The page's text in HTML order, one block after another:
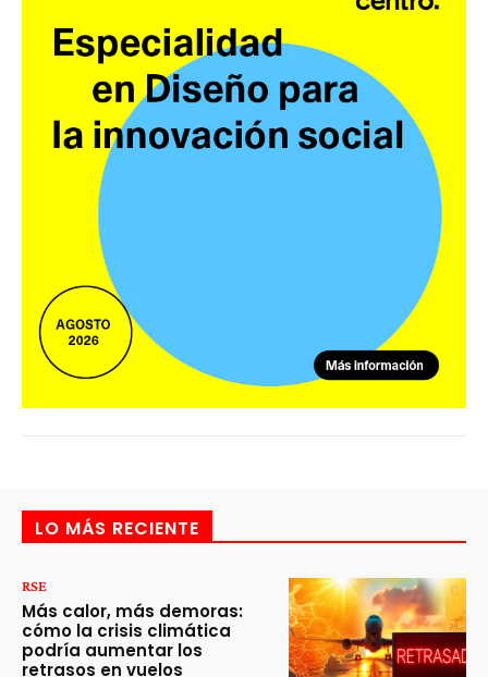
LO MÁS RECIENTE
RSE
Más calor, más demoras:
cómo la crisis climática
podría aumentar los
retrasos en vuelos